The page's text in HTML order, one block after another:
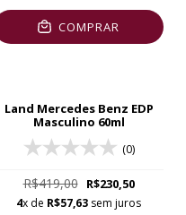
COMPRAR
Land Mercedes Benz EDP
Masculino 60ml
(0)
R$419,00 R$230,50
4x de R$57,63 sem juros